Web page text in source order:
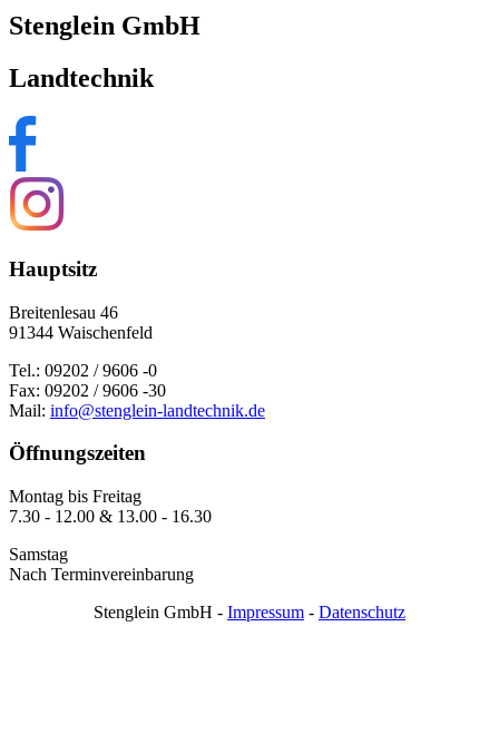
Stenglein GmbH
Landtechnik
Hauptsitz
Breitenlesau 46
91344 Waischenfeld
Tel.: 09202 / 9606 -0
Fax: 09202 / 9606 -30
Mail: info@stenglein-landtechnik.de
Öffnungszeiten
Montag bis Freitag
7.30 - 12.00 & 13.00 - 16.30
Samstag
Nach Terminvereinbarung
Stenglein GmbH - Impressum - Datenschutz